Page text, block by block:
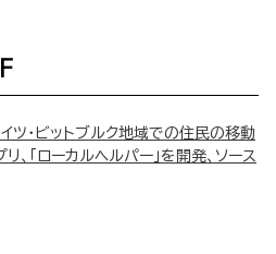
イツ・ビットブルク地域での住民の移動
、「ローカルヘルパー」を開発、ソース